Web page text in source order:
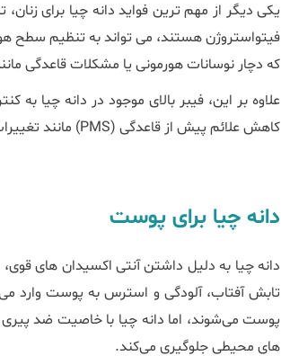
یکی دیگر از مهم ‌ترین فواید دانه چیا برای
فیتواستروژن هستند، می ‌تواند به تنظیم سطح
که دچار نوسانات هورمونی یا مشکلات قاعدگی
علاوه بر این، فیبر بالای موجود در دانه چیا
کاهش علائم پیش از قاعدگی (PMS) مانند تغییرات خلقی، خستگی و نفخ کمک کنند.
دانه چیا برای پوست
دانه چیا به دلیل داشتن آنتی ‌اکسیدان‌ های قوی،
تابش آفتاب، آلودگی و استرس به پوست وارد
پوست می‌شوند، اما دانه چیا با خاصیت ضد
‌های محیطی جلوگیری می‌کند.